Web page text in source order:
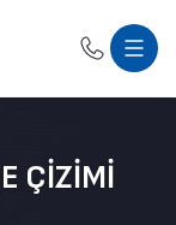
ÇIZIMI